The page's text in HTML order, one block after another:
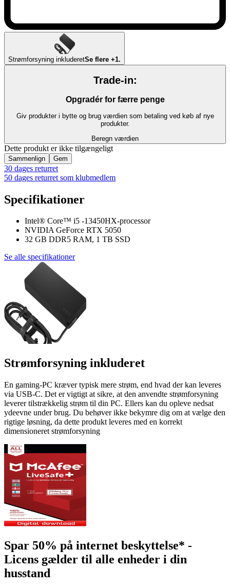
Strømforsyning inkluderetSe flere +1.
Trade-in:
Opgradér for færre penge
Giv produkter i bytte og brug værdien som betaling ved køb af nye
produkter.
Beregn værdien
Dette produkt er ikke tilgængeligt
Sammenlign Gem
30 dages returret
50 dages returret som klubmedlem
Specifikationer
Intel® Core™ i5 -13450HX-processor
NVIDIA GeForce RTX 5050
32 GB DDR5 RAM, 1 TB SSD
Se alle specifikationer
Strømforsyning inkluderet
En gaming-PC kræver typisk mere strøm, end hvad der kan leveres
via USB-C. Det er vigtigt at sikre, at den anvendte strømforsyning
leverer tilstrækkelig strøm til din PC. Ellers kan du opleve nedsat
ydeevne under brug. Du behøver ikke bekymre dig om at vælge den
rigtige løsning, da dette produkt leveres med en korrekt
dimensioneret strømforsyning
Spar 50% på internet beskyttelse* -
Licens gælder til alle enheder i din
husstand